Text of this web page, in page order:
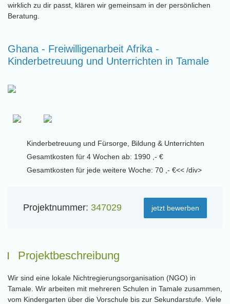
wirklich zu dir passt, klären wir gemeinsam in der persönlichen
Beratung.
Ghana - Freiwilligenarbeit Afrika -
Kinderbetreuung und Unterrichten in Tamale
Kinderbetreuung und Fürsorge, Bildung & Unterrichten
Gesamtkosten für 4 Wochen ab: 1990 ,- €
Gesamtkosten für jede weitere Woche: 70 ,- €<< /div>
Projektnummer: 347029 jetzt bewerben
Projektbeschreibung
Wir sind eine lokale Nichtregierungsorganisation (NGO) in
Tamale. Wir arbeiten mit mehreren Schulen in Tamale zusammen,
vom Kindergarten über die Vorschule bis zur Sekundarstufe. Viele